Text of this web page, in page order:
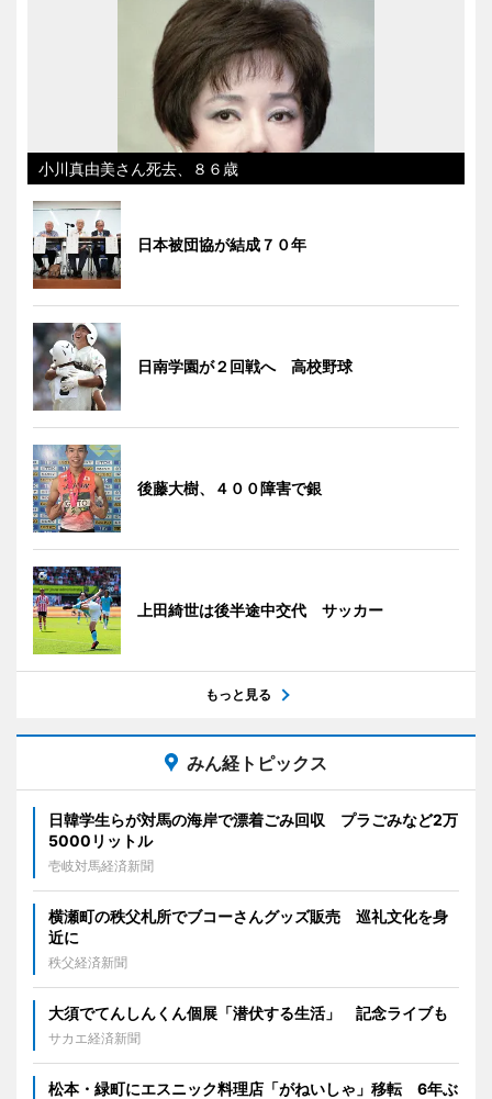
小川真由美さん死去、８６歳
日本被団協が結成７０年
日南学園が２回戦へ 高校野球
後藤大樹、４００障害で銀
上田綺世は後半途中交代 サッカー
もっと見る
みん経トピックス
日韓学生らが対馬の海岸で漂着ごみ回収 プラごみなど2万
5000リットル
壱岐対馬経済新聞
横瀬町の秩父札所でブコーさんグッズ販売 巡礼文化を身
近に
秩父経済新聞
大須でてんしんくん個展「潜伏する生活」 記念ライブも
サカエ経済新聞
松本・緑町にエスニック料理店「がねいしゃ」移転 6年ぶ